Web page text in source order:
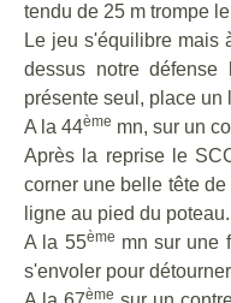
tendu de 25 m trompe
Le jeu s'équilibre mais
dessus notre défense
présente seul, place un
A la 44ème mn, sur un
Après la reprise le
corner une belle tête
ligne au pied du poteau.
A la 55ème mn sur une
s'envoler pour
ème